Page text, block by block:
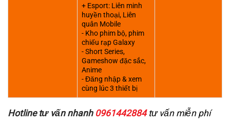
+ Esport: Liên minh
huyền thoại, Liên
quân Mobile
- Kho phim bộ, phim
chiếu rạp Galaxy
- Short Series,
Gameshow đặc sắc,
Anime
- Đăng nhập & xem
cùng lúc 3 thiết bị
Hotline tư vấn nhanh 0961442884 tư vấn miễn phí